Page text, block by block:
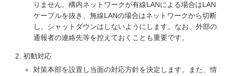
りません。構内ネットワークが有線LANによる場合はLAN
ケーブルを抜き、無線LANの場合はネットワークから切断
し、シャットダウンはしないようにします。なお、外部の
通報者の連絡先等を控えておくことも重要です。
初動対応
対策本部を設置し当面の対応方針を決定します。また、情